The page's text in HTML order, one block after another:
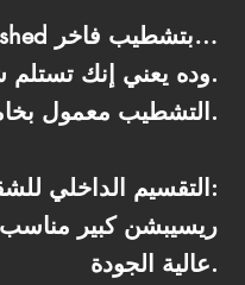
الميزة الكبيرة هنا إن الوحدة Fully Finished بتشطيب فاخر…
وده يعني إنك تستلم شقة جاهزة بالكامل بدون ما تدخل في متاهة التشطيب أو تصرف ميزانية إضافية.
التشطيب معمول بخامات راقية وألوان مريحة تناسب التصميم العصري.
التقسيم الداخلي للشقة بيقدم توازن ممتاز:
عالية الجودة.